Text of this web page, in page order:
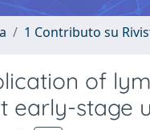
1 Contributo su
of
early-stage